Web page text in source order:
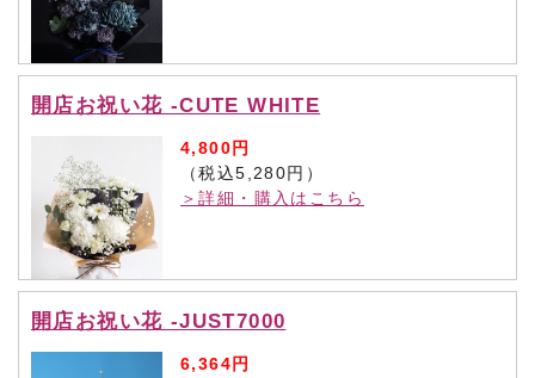
開店お祝い花 -CUTE WHITE
4,800円
（税込5,280円）
＞詳細・購入はこちら
開店お祝い花 -JUST7000
6,364円